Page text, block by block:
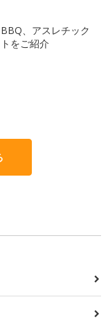
、アスレチック
をご紹介